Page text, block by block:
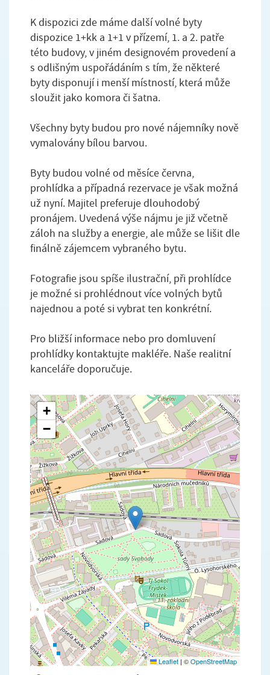
K dispozici zde máme další volné byty
dispozice 1+kk a 1+1 v přízemí, 1. a 2. patře
této budovy, v jiném designovém provedení a
s odlišným uspořádáním s tím, že některé
byty disponují i menší místností, která může
sloužit jako komora či šatna.
Všechny byty budou pro nové nájemníky nově
vymalovány bílou barvou.
Byty budou volné od měsíce června,
prohlídka a případná rezervace je však možná
už nyní. Majitel preferuje dlouhodobý
pronájem. Uvedená výše nájmu je již včetně
záloh na služby a energie, ale může se lišit dle
finálně zájemcem vybraného bytu.
Fotografie jsou spíše ilustrační, při prohlídce
je možné si prohlédnout více volných bytů
najednou a poté si vybrat ten konkrétní.
Pro bližší informace nebo pro domluvení
prohlídky kontaktujte makléře. Naše realitní
kanceláře doporučuje.
+
−
Leaflet |©OpenStreetMap